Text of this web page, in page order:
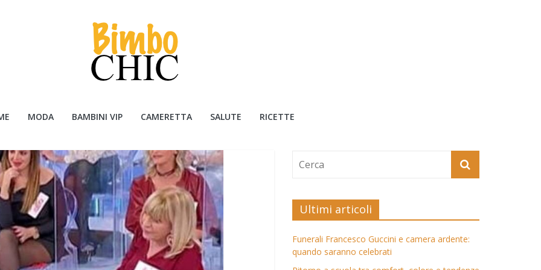
MODA BAMBINI VIP CAMERETTA SALUTE RICETTE
Ultimi articoli
Funerali Francesco Guccini e camera ardente:
quando saranno celebrati